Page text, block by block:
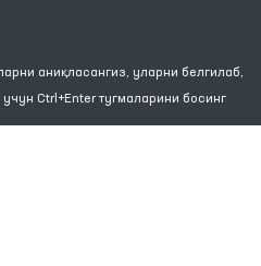
аниқласангиз, уларни белгилаб,
Ctrl+Enter тугмаларини босинг